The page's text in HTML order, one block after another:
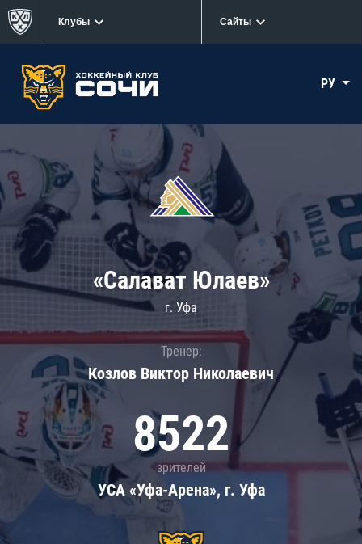
Клубы Сайты
РУ
«Салават Юлаев»
г. Уфа
Тренер:
Козлов Виктор Николаевич
8522
зрителей
УСА «Уфа-Арена», г. Уфа